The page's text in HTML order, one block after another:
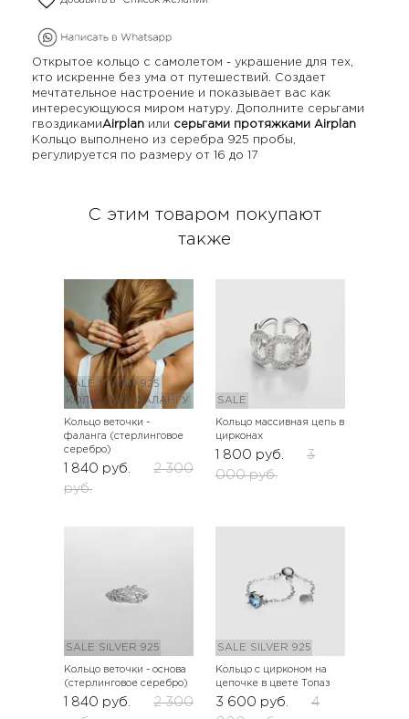
Открытое кольцо с самолетом - украшение для тех,
кто искренне без ума от путешествий. Создает
мечтательное настроение и показывает вас как
интересующуюся миром натуру. Дополните серьгами
гвоздикамиAirplan или серьгами протяжками Airplan
Кольцо выполнено из серебра 925 пробы,
регулируется по размеру от 16 до 17
С этим товаром покупают
также
SALE SILVER 925
КОЛЬЦО НА ФАЛАНГУ
Кольцо веточки -
фаланга (стерлинговое
серебро)
1 840 руб.
2 300
руб.
SALE
Кольцо массивная цепь в
цирконах
1 800 руб.
3
000 руб.
SALE SILVER 925
Кольцо веточки - основа
(стерлинговое серебро)
1 840 руб.
2 300
SALE SILVER 925
Кольцо с цирконом на
цепочке в цвете Топаз
3 600 руб.
4